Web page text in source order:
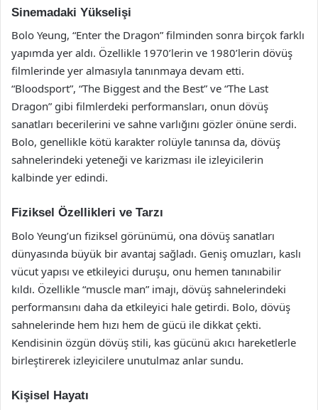
Sinemadaki Yükselişi
Bolo Yeung, “Enter the Dragon” filminden sonra birçok farklı
yapımda yer aldı. Özellikle 1970’lerin ve 1980’lerin dövüş
filmlerinde yer almasıyla tanınmaya devam etti.
“Bloodsport”, “The Biggest and the Best” ve “The Last
Dragon” gibi filmlerdeki performansları, onun dövüş
sanatları becerilerini ve sahne varlığını gözler önüne serdi.
Bolo, genellikle kötü karakter rolüyle tanınsa da, dövüş
sahnelerindeki yeteneği ve karizması ile izleyicilerin
kalbinde yer edindi.
Fiziksel Özellikleri ve Tarzı
Bolo Yeung’un fiziksel görünümü, ona dövüş sanatları
dünyasında büyük bir avantaj sağladı. Geniş omuzları, kaslı
vücut yapısı ve etkileyici duruşu, onu hemen tanınabilir
kıldı. Özellikle “muscle man” imajı, dövüş sahnelerindeki
performansını daha da etkileyici hale getirdi. Bolo, dövüş
sahnelerinde hem hızı hem de gücü ile dikkat çekti.
Kendisinin özgün dövüş stili, kas gücünü akıcı hareketlerle
birleştirerek izleyicilere unutulmaz anlar sundu.
Kişisel Hayatı